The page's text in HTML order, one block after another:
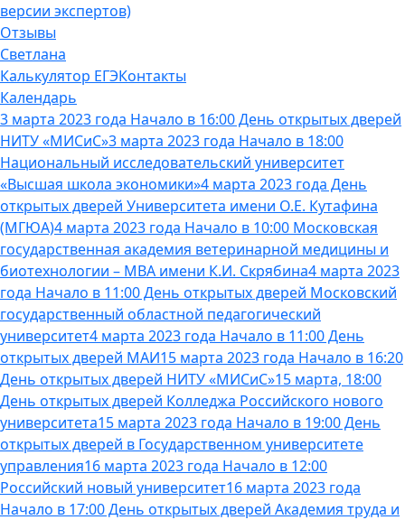
версии экспертов)
Отзывы
Светлана
Калькулятор ЕГЭКонтакты
Календарь
3 марта 2023 года Начало в 16:00 День открытых дверей
НИТУ «МИСиС»3 марта 2023 года Начало в 18:00
Национальный исследовательский университет
«Высшая школа экономики»4 марта 2023 года День
открытых дверей Университета имени О.Е. Кутафина
(МГЮА)4 марта 2023 года Начало в 10:00 Московская
государственная академия ветеринарной медицины и
биотехнологии – МВА имени К.И. Скрябина4 марта 2023
года Начало в 11:00 День открытых дверей Московский
государственный областной педагогический
университет4 марта 2023 года Начало в 11:00 День
открытых дверей МАИ15 марта 2023 года Начало в 16:20
День открытых дверей НИТУ «МИСиС»15 марта, 18:00
День открытых дверей Колледжа Российского нового
университета15 марта 2023 года Начало в 19:00 День
открытых дверей в Государственном университете
управления16 марта 2023 года Начало в 12:00
Российский новый университет16 марта 2023 года
Начало в 17:00 День открытых дверей Академия труда и